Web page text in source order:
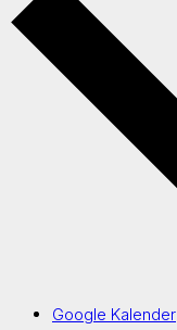
Google Kalender